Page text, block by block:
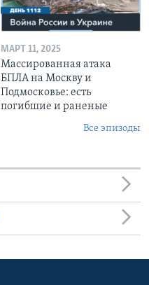
МАРТ 11, 2025
Массированная атака
БПЛА на Москву и
Подмосковье: есть
погибшие и раненые
Все эпизоды